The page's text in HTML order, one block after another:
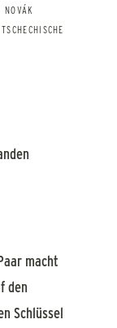
TSCHECHISCHE
macht
den
Schlüssel